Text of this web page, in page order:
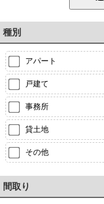
種別
アパート
戸建て
事務所
貸土地
その他
間取り